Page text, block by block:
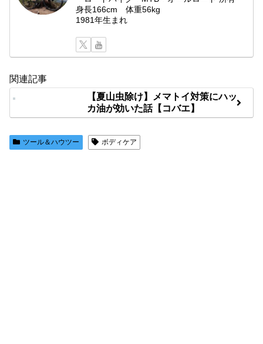
身長166cm 体重56kg
1981年生まれ
関連記事
【夏山虫除け】メマトイ対策にハッ
カ油が効いた話【コバエ】
ツール＆ハウツー ボディケア